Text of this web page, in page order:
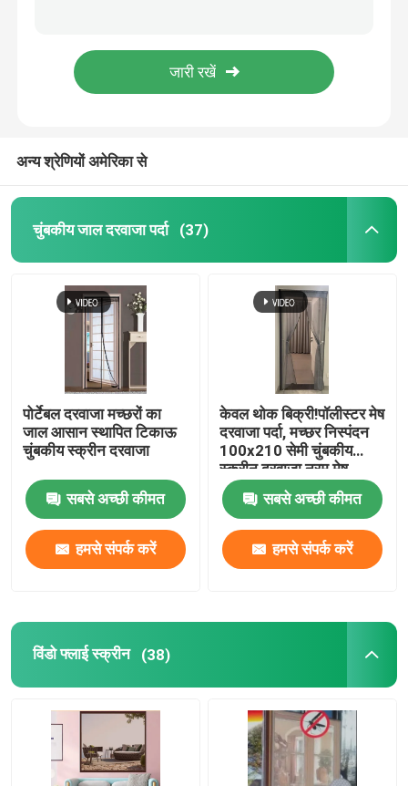
कृषि कीट जाल
बुना हुआ जाल बैग
प्लास्टिक जाल जाल
नायलॉन केबल टाई
चुंबकीय प्लास्टिक के दरवाजे का पर्दा
वेलक्रो हुक और लूप
पॉलीप्रोपाइलीन ग्राउंड कवर
अन्य श्रेणियों अमेरिका से
चुंबकीय जाल दरवाजा पर्दा (37)
पोर्टेबल दरवाजा मच्छरों का
जाल आसान स्थापित टिकाऊ
चुंबकीय स्क्रीन दरवाजा
सबसे अच्छी कीमत
हमसे संपर्क करें
केवल थोक बिक्री!पॉलीस्टर मेष
दरवाजा पर्दा, मच्छर निस्पंदन
100x210 सेमी चुंबकीय
स्क्रीन दरवाजा नरम मेष
दरवाजा
सबसे अच्छी कीमत
हमसे संपर्क करें
विंडो फ्लाई स्क्रीन (38)